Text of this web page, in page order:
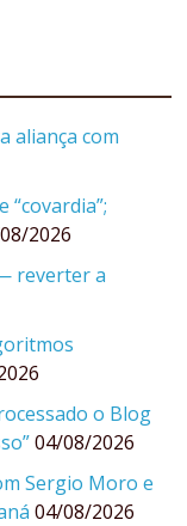
aliança com
2026
reverter a
o Blog
04/08/2026
Sergio Moro e
04/08/2026